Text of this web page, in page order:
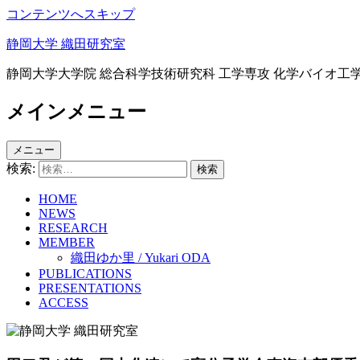
コンテンツへスキップ
静岡大学 織田研究室
静岡大学大学院 総合科学技術研究科 工学専攻 化学バイオ工
メインメニュー
メニュー
検索:
HOME
NEWS
RESEARCH
MEMBER
織田ゆか里 / Yukari ODA
PUBLICATIONS
PRESENTATIONS
ACCESS